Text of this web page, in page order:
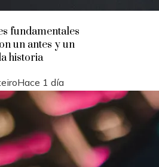
fundamentales
un antes y un
historia
Hace 1 día